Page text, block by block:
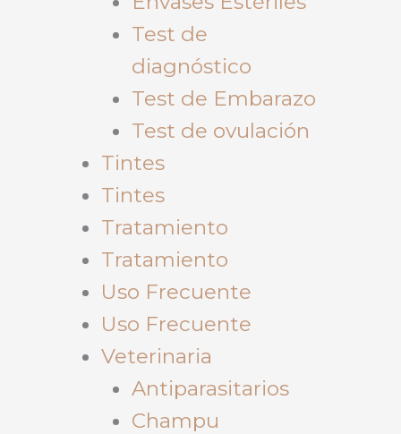
Test de
diagnóstico
Test de Embarazo
Test de ovulación
Tintes
Tintes
Tratamiento
Tratamiento
Uso Frecuente
Uso Frecuente
Veterinaria
Antiparasitarios
Champu